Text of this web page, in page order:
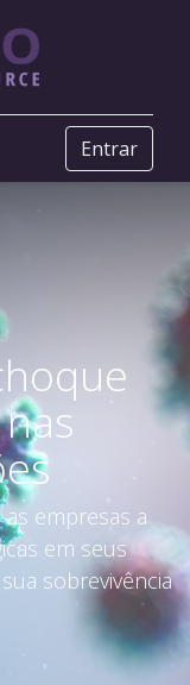
Entrar
empresas a
em seus
sobrevivência